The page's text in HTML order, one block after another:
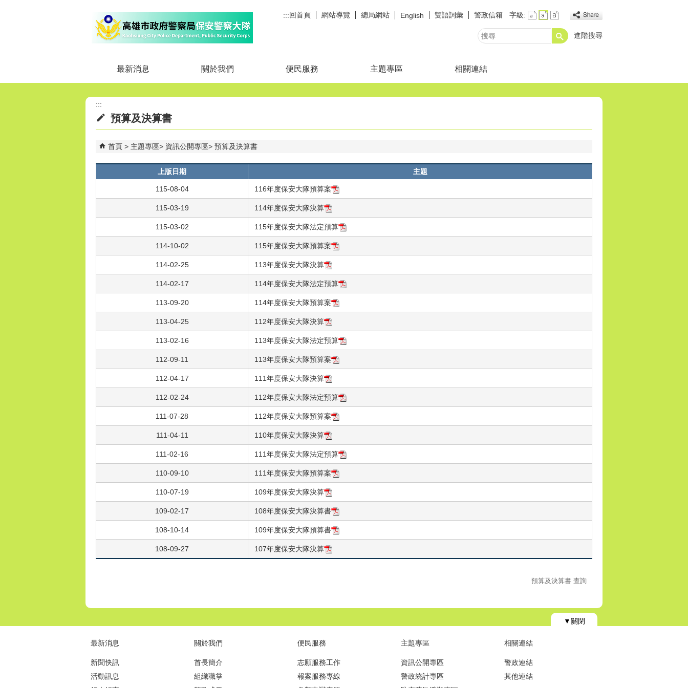
:::回首頁 網站導覽 總局網站 English 雙語詞彙 警政信箱 字級:
搜
進階搜尋
最新消息 關於我們 便民服務 主題專區 相關連結
:::
預算及決算書
首頁 主題專區 資訊公開專區 預算及決算書
上版日期 主題
115-08-04 116年度保安大隊預算案
115-03-19 114年度保安大隊決算
115-03-02 115年度保安大隊法定預算
114-10-02 115年度保安大隊預算案
114-02-25 113年度保安大隊決算
114-02-17 114年度保安大隊法定預算
113-09-20 114年度保安大隊預算案
113-04-25 112年度保安大隊決算
113-02-16 113年度保安大隊法定預算
112-09-11 113年度保安大隊預算案
112-04-17 111年度保安大隊決算
112-02-24 112年度保安大隊法定預算
111-07-28 112年度保安大隊預算案
111-04-11 110年度保安大隊決算
111-02-16 111年度保安大隊法定預算
110-09-10 111年度保安大隊預算案
110-07-19 109年度保安大隊決算
109-02-17 108年度保安大隊決算書
108-10-14 109年度保安大隊預算書
108-09-27 107年度保安大隊決算
預算及決算書 查詢
▼關閉
最新消息
新聞快訊
活動訊息
關於我們
首長簡介
組織職掌
便民服務
志願服務工作
報案服務專線
主題專區
資訊公開專區
警政統計專區
相關連結
警政連結
其他連結